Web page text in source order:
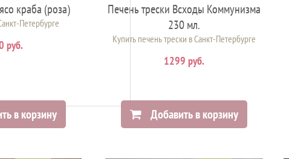
краба (роза)
Петербурге
руб.
в корзину
Печень трески Всходы Коммунизма
230 мл.
Купить печень трески в Санкт-Петербурге
1299 руб.
Добавить в корзину